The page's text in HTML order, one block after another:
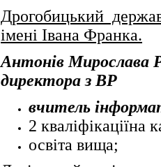
Дрогобицький
імені Івана Франка.
Антонів Мирослава
директора з ВР
вчитель
2 кваліфікаціїна
освіта вища;